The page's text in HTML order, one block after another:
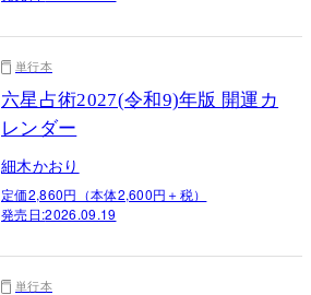
単行本
六星占術2027(令和9)年版 開運カ
レンダー
細木かおり
定価2,860円（本体2,600円＋税）
発売日:2026.09.19
単行本